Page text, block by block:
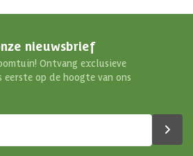
nieuwsbrief
Ontvang exclusieve
op de hoogte van ons